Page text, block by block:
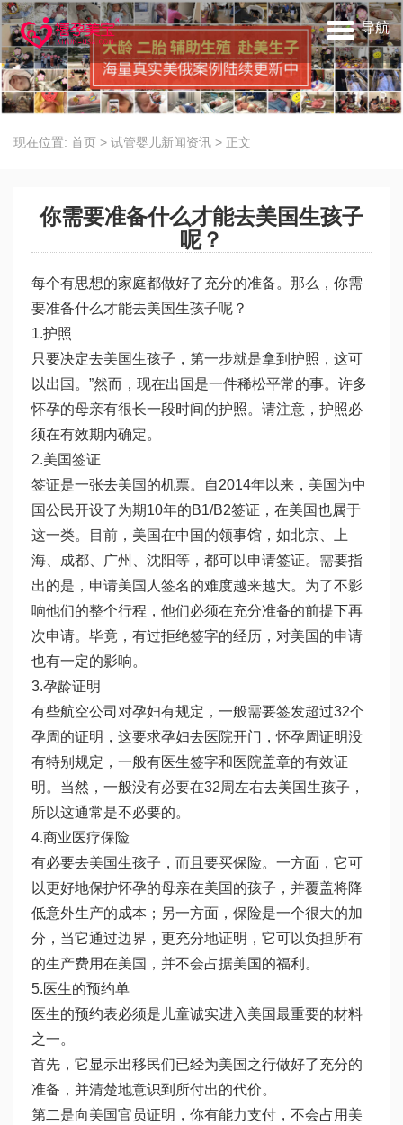
导航
现在位置: 首页 > 试管婴儿新闻资讯 > 正文
你需要准备什么才能去美国生孩子
呢？
每个有思想的家庭都做好了充分的准备。那么，你需
要准备什么才能去美国生孩子呢？
1.护照
只要决定去美国生孩子，第一步就是拿到护照，这可
以出国。”然而，现在出国是一件稀松平常的事。许多
怀孕的母亲有很长一段时间的护照。请注意，护照必
须在有效期内确定。
2.美国签证
签证是一张去美国的机票。自2014年以来，美国为中
国公民开设了为期10年的B1/B2签证，在美国也属于
这一类。目前，美国在中国的领事馆，如北京、上
海、成都、广州、沈阳等，都可以申请签证。需要指
出的是，申请美国人签名的难度越来越大。为了不影
响他们的整个行程，他们必须在充分准备的前提下再
次申请。毕竟，有过拒绝签字的经历，对美国的申请
也有一定的影响。
3.孕龄证明
有些航空公司对孕妇有规定，一般需要签发超过32个
孕周的证明，这要求孕妇去医院开门，怀孕周证明没
有特别规定，一般有医生签字和医院盖章的有效证
明。当然，一般没有必要在32周左右去美国生孩子，
所以这通常是不必要的。
4.商业医疗保险
有必要去美国生孩子，而且要买保险。一方面，它可
以更好地保护怀孕的母亲在美国的孩子，并覆盖将降
低意外生产的成本；另一方面，保险是一个很大的加
分，当它通过边界，更充分地证明，它可以负担所有
的生产费用在美国，并不会占据美国的福利。
5.医生的预约单
医生的预约表必须是儿童诚实进入美国最重要的材料
之一。
首先，它显示出移民们已经为美国之行做好了充分的
准备，并清楚地意识到所付出的代价。
第二是向美国官员证明，你有能力支付，不会占用美